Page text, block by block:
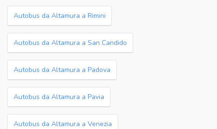
Autobus da Altamura a Rimini
Autobus da Altamura a San Candido
Autobus da Altamura a Padova
Autobus da Altamura a Pavia
Autobus da Altamura a Venezia